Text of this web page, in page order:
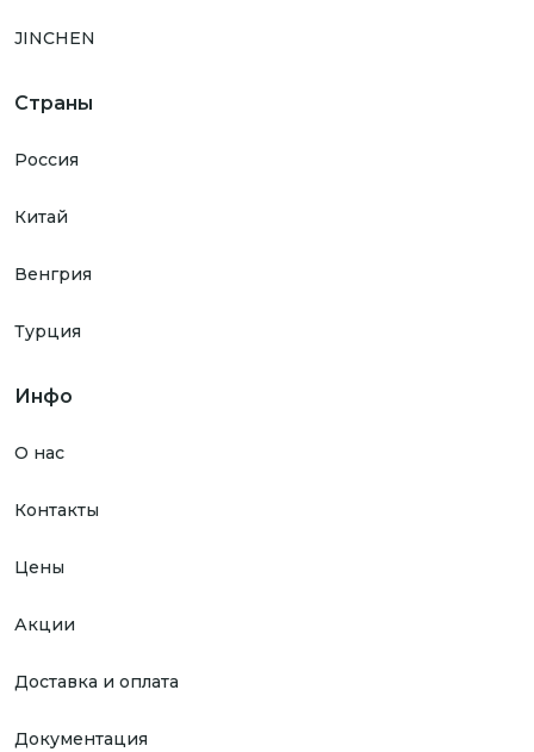
JINCHEN
Страны
Россия
Китай
Венгрия
Турция
Инфо
О нас
Контакты
Цены
Акции
Доставка и оплата
Документация